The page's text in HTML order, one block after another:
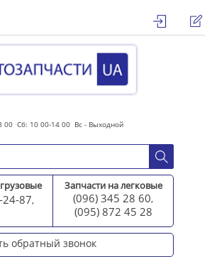
00 Сб: 10 00-14 00 Вс - Выходной
24-87,
Запчасти на легковые
(096) 345 28 60,
(095) 872 45 28
обратный звонок